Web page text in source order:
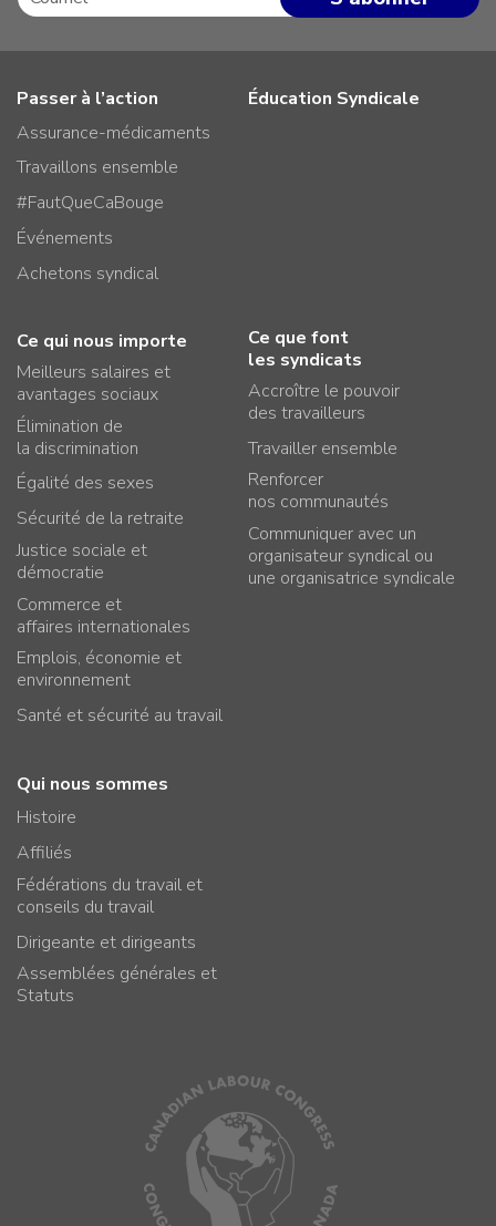
Passer à l’action
Assurance-médicaments
Travaillons ensemble
#FautQueCaBouge
Événements
Achetons syndical
Éducation Syndicale
Ce qui nous importe
Meilleurs salaires et
avantages sociaux
Élimination de
la discrimination
Égalité des sexes
Sécurité de la retraite
Justice sociale et
démocratie
Commerce et
affaires internationales
Emplois, économie et
environnement
Santé et sécurité au travail
Ce que font
les syndicats
Accroître le pouvoir
des travailleurs
Travailler ensemble
Renforcer
nos communautés
Communiquer avec un
organisateur syndical ou
une organisatrice syndicale
Qui nous sommes
Histoire
Affiliés
Fédérations du travail et
conseils du travail
Dirigeante et dirigeants
Assemblées générales et
Statuts